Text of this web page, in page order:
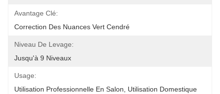
Avantage Clé:
Correction Des Nuances Vert Cendré
Niveau De Levage:
Jusqu'à 9 Niveaux
Usage:
Utilisation Professionnelle En Salon, Utilisation Domestique